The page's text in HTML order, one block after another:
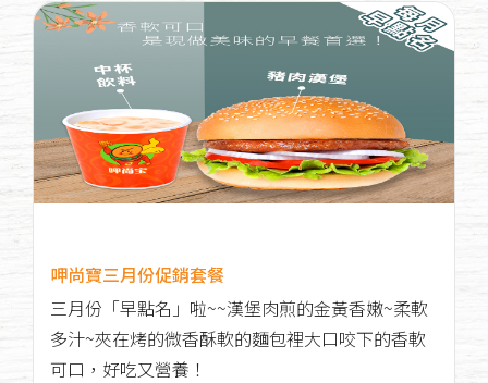
呷尚寶三月份促銷套餐
三月份「早點名」啦~~漢堡肉煎的金黃香嫩~柔軟
多汁~夾在烤的微香酥軟的麵包裡大口咬下的香軟
可口，好吃又營養！